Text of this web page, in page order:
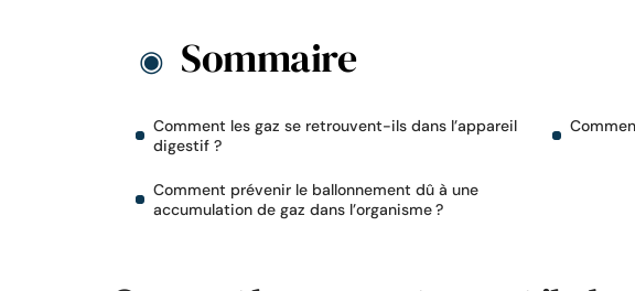
Sommaire
Comment les gaz se retrouvent-ils dans l’appareil
digestif ?
Comment prévenir le ballonnement dû à une
accumulation de gaz dans l’organisme ?